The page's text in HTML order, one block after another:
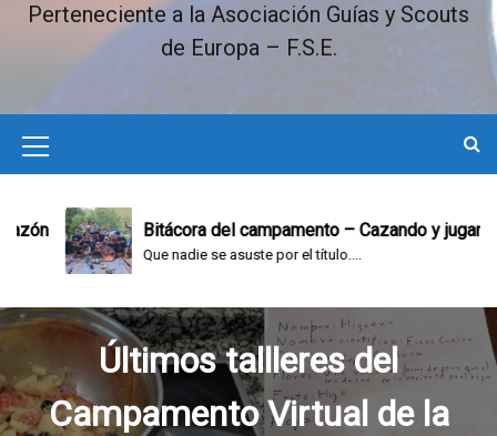
Perteneciente a la Asociación Guías y Scouts
de Europa – F.S.E.
M
n
I
c
o
n
Bitácora del campamento – Cazando y jugando
Que nadie se asuste por el título....
Últimos tallleres del
Campamento Virtual de la
i